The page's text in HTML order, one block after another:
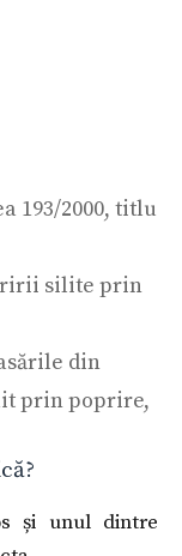
193/2000, titlu
silite prin
din
prin poprire,
și unul dintre